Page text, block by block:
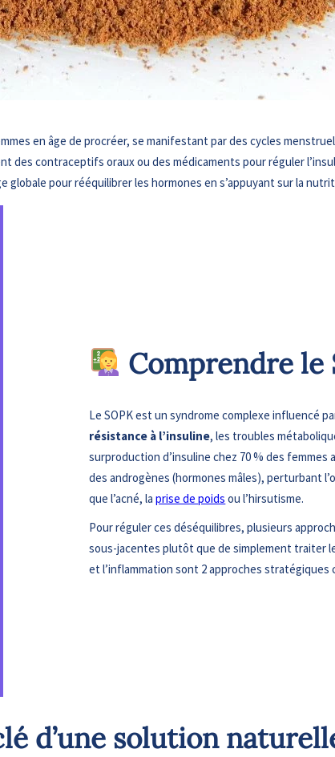
en âge de procréer, se manifestant par des cycles
des contraceptifs oraux ou des médicaments pour réguler
pour rééquilibrer les hormones en s’appuyant sur la
Comprendre le
Le SOPK est un syndrome complexe influencé
résistance à l’insuline, les troubles
surproduction d’insuline chez 70 % des
des androgènes (hormones mâles), perturbant
que l’acné, laprise de poids ou l’hirsutisme.
Pour réguler ces déséquilibres, plusieurs
sous-jacentes plutôt que de simplement traiter
et l’inflammation sont 2 approches stratégiques
d’une solution